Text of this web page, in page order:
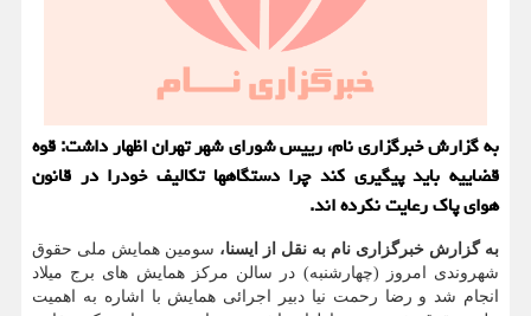
به گزارش خبرگزاری نام، رییس شورای شهر تهران اظهار داشت: قوه
قضاییه باید پیگیری کند چرا دستگاهها تکالیف خودرا در قانون
هوای پاک رعایت نکرده اند.
به گزارش خبرگزاری نام به نقل از ایسنا، سومین همایش ملی حقوق
شهروندی امروز (چهارشنبه) در سالن مرکز همایش های برج میلاد
انجام شد و رضا رحمت نیا دبیر اجرائی همایش با اشاره به اهمیت